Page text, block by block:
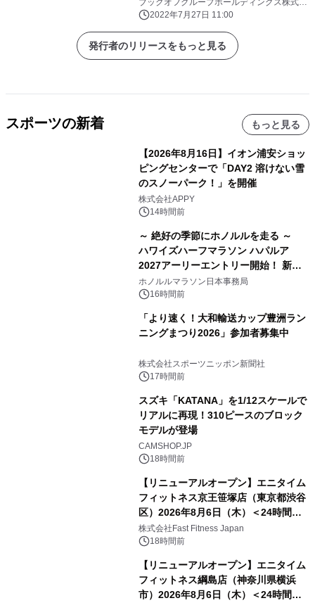
ブックオフグループホールディングス株式会
社 2022年7月27日 11:00
発行者のリリースをもっと見る
スポーツの新着 もっと見る
【2026年8月16日】イオン浦安ショッ
ピングセンターで「DAY2 溶けない雪
のスノーパーク！」を開催
株式会社APPY
14時間前
～ 絶好の季節にホノルルを走る ～
ハワイズハーフマラソン ハパルア
2027アーリーエントリー開始！ 新カ
テゴリー「ハパルアIKI(イキ)」(約
13.4km)が登場
ホノルルマラソン日本事務局
16時間前
「より速く！大和輸送カップ豊洲ラン
ニングまつり2026」参加者募集中
株式会社スポーツニッポン新聞社
17時間前
スズキ「KATANA」を1/12スケールで
リアルに再現！310ピースのブロック
モデルが登場
CAMSHOP.JP
18時間前
【リニューアルオープン】エニタイム
フィットネス京王笹塚店（東京都渋谷
区）2026年8月6日（木）＜24時間年
中無休のフィットネスジム＞
株式会社Fast Fitness Japan
18時間前
【リニューアルオープン】エニタイム
フィットネス綱島店（神奈川県横浜
市）2026年8月6日（木）＜24時間年